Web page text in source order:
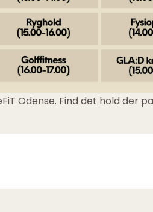
Odense. Find det hold der